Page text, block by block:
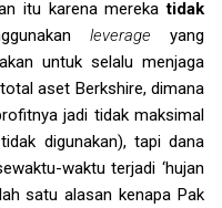
itu karena merekatidak
leverageyang
untuk selalu menjaga
aset Berkshire, dimana
jadi tidak maksimal
digunakan), tapi dana
waktu terjadi ‘hujan
satu alasan kenapa Pak